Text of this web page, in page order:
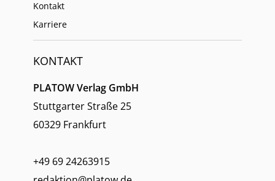
Kontakt
Karriere
KONTAKT
PLATOW Verlag GmbH
Stuttgarter Straße 25
60329 Frankfurt
+49 69 24263915